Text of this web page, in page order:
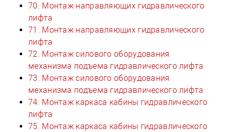
70. Монтаж направляющих гидравлического
лифта
71. Монтаж направляющих гидравлического
лифта
72. Монтаж силового оборудования
механизма подъема гидравлического лифта
73. Монтаж силового оборудования
механизма подъема гидравлического лифта
74. Монтаж каркаса кабины гидравлического
лифта
75. Монтаж каркаса кабины гидравлического